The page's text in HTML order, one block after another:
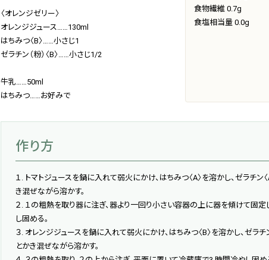
〈オレンジゼリー〉
オレンジジュース……130ml
はちみつ〈B〉……小さじ1
ゼラチン（粉）〈B〉……小さじ1/2
牛乳……50ml
はちみつ……お好みで
食物繊維 0.7g
食塩相当量 0.0g
作り方
１. トマトジュースを鍋に入れて弱火にかけ、はちみつ〈A〉を溶かし、ゼラチン
き混ぜながら溶かす。
２. １の粗熱を取り器に注ぎ、器より一回り小さい容器の上に器を傾けて固定
し固める。
３. オレンジジュースを鍋に入れて弱火にかけ、はちみつ〈B〉を溶かし、ゼラチ
とかき混ぜながら溶かす。